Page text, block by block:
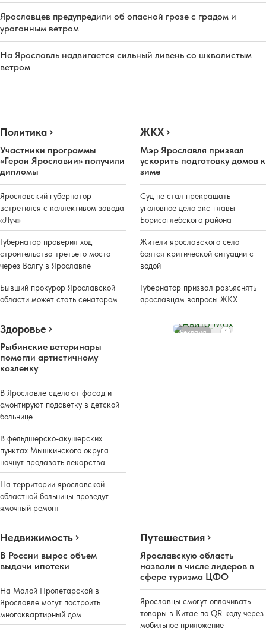
Ярославцев предупредили об опасной грозе с градом и
ураганным ветром
На Ярославль надвигается сильный ливень со шквалистым
ветром
Политика
Участники программы
«Герои Ярославии» получили
дипломы
Ярославский губернатор
встретился с коллективом завода
«Луч»
Губернатор проверил ход
строительства третьего моста
через Волгу в Ярославле
Бывший прокурор Ярославской
области может стать сенатором
ЖКХ
Мэр Ярославля призвал
ускорить подготовку домов к
зиме
Суд не стал прекращать
уголовное дело экс-главы
Борисоглебского района
Жители ярославского села
боятся критической ситуации с
водой
Губернатор призвал разъяснять
ярославцам вопросы ЖКХ
Здоровье
Рыбинские ветеринары
помогли артистичному
козленку
В Ярославле сделают фасад и
смонтируют подсветку в детской
больнице
В фельдшерско-акушерских
пунктах Мышкинского округа
начнут продавать лекарства
На территории ярославской
областной больницы проведут
ямочный ремонт
Реклама
Недвижимость
В России вырос объем
выдачи ипотеки
На Малой Пролетарской в
Ярославле могут построить
многоквартирный дом
Путешествия
Ярославскую область
назвали в числе лидеров в
сфере туризма ЦФО
Ярославцы смогут оплачивать
товары в Китае по QR-коду через
мобильное приложение